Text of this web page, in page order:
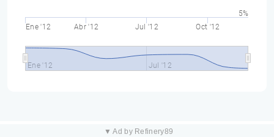
Ene '12 Abr '12 Jul '12 Oct '12
Ene '12 Jul '12
5%
▼ Ad by Refinery89